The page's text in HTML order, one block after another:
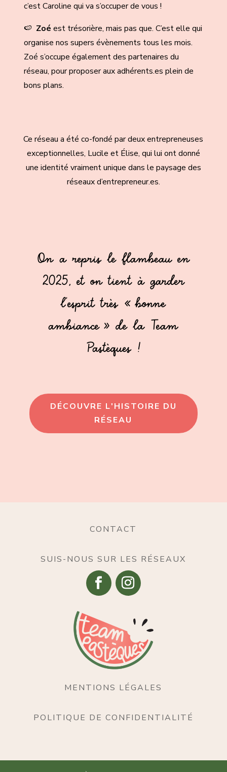
c’est Caroline qui va s’occuper de vous !
🍉 Zoé est trésorière, mais pas que. C’est elle qui
organise nos supers évènements tous les mois.
Zoé s’occupe également des partenaires du
réseau, pour proposer aux adhérents.es plein de
bons plans.
Ce réseau a été co-fondé par deux entrepreneuses
exceptionnelles, Lucile et Élise, qui lui ont donné
une identité vraiment unique dans le paysage des
réseaux d’entrepreneur.es.
On a repris le flambeau en
2025, et on tient à garder
l’esprit très « bonne
ambiance » de la Team
Pastèques !
DÉCOUVRE L'HISTOIRE DU
RÉSEAU
CONTACT
SUIS-NOUS SUR LES RÉSEAUX
MENTIONS LÉGALES
POLITIQUE DE CONFIDENTIALITÉ